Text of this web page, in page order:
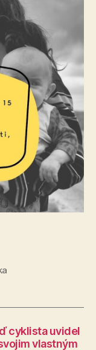
cyklista uvidel
vlastným